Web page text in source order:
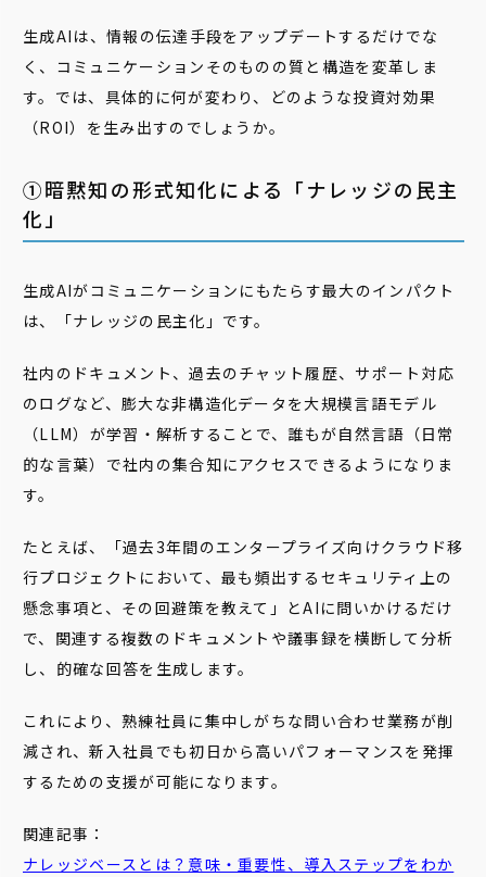
生成AIは、情報の伝達手段をアップデートするだけでな
く、コミュニケーションそのものの質と構造を変革しま
す。では、具体的に何が変わり、どのような投資対効果
（ROI）を生み出すのでしょうか。
➀暗黙知の形式知化による「ナレッジの民主
化」
生成AIがコミュニケーションにもたらす最大のインパクト
は、「ナレッジの民主化」です。
社内のドキュメント、過去のチャット履歴、サポート対応
のログなど、膨大な非構造化データを大規模言語モデル
（LLM）が学習・解析することで、誰もが自然言語（日常
的な言葉）で社内の集合知にアクセスできるようになりま
す。
たとえば、「過去3年間のエンタープライズ向けクラウド移
行プロジェクトにおいて、最も頻出するセキュリティ上の
懸念事項と、その回避策を教えて」とAIに問いかけるだけ
で、関連する複数のドキュメントや議事録を横断して分析
し、的確な回答を生成します。
これにより、熟練社員に集中しがちな問い合わせ業務が削
減され、新入社員でも初日から高いパフォーマンスを発揮
するための支援が可能になります。
関連記事：
ナレッジベースとは？意味・重要性、導入ステップをわか